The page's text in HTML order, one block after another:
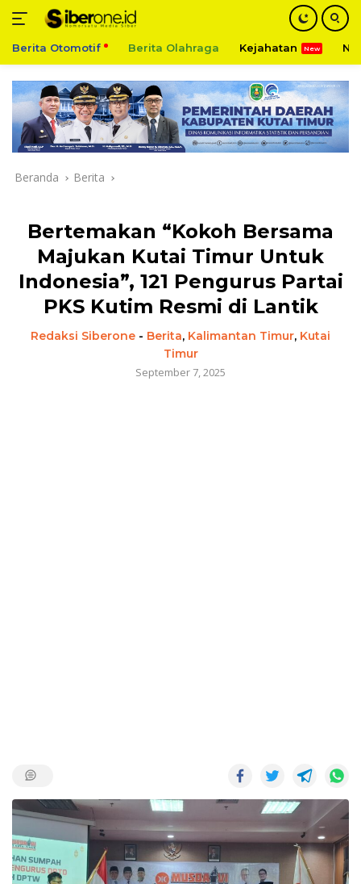
konten
Berita Otomotif Berita Olahraga Kejahatan
Beranda Berita
Bertemakan “Kokoh Bersama
Majukan Kutai Timur Untuk
Indonesia”, 121 Pengurus Partai
PKS Kutim Resmi di Lantik
Redaksi Siberone - Berita, Kalimantan Timur, Kutai
Timur
September 7, 2025